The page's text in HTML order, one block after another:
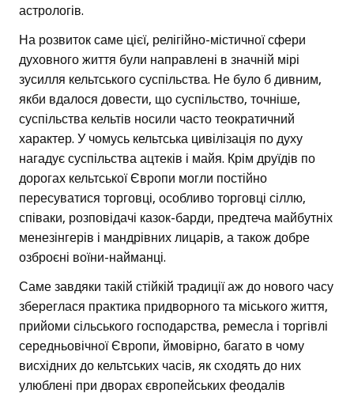
астрологів.
На розвиток саме цієї, релігійно-містичної сфери
духовного життя були направлені в значній мірі
зусилля кельтського суспільства. Не було б дивним,
якби вдалося довести, що суспільство, точніше,
суспільства кельтів носили часто теократичний
характер. У чомусь кельтська цивілізація по духу
нагадує суспільства ацтеків і майя. Крім друїдів по
дорогах кельтської Європи могли постійно
пересуватися торговці, особливо торговці сіллю,
співаки, розповідачі казок-барди, предтеча майбутніх
менезінгерів і мандрівних лицарів, а також добре
озброєні воїни-найманці.
Саме завдяки такій стійкій традиції аж до нового часу
збереглася практика придворного та міського життя,
прийоми сільського господарства, ремесла і торгівлі
середньовічної Європи, ймовірно, багато в чому
висхідних до кельтських часів, як сходять до них
улюблені при дворах європейських феодалів